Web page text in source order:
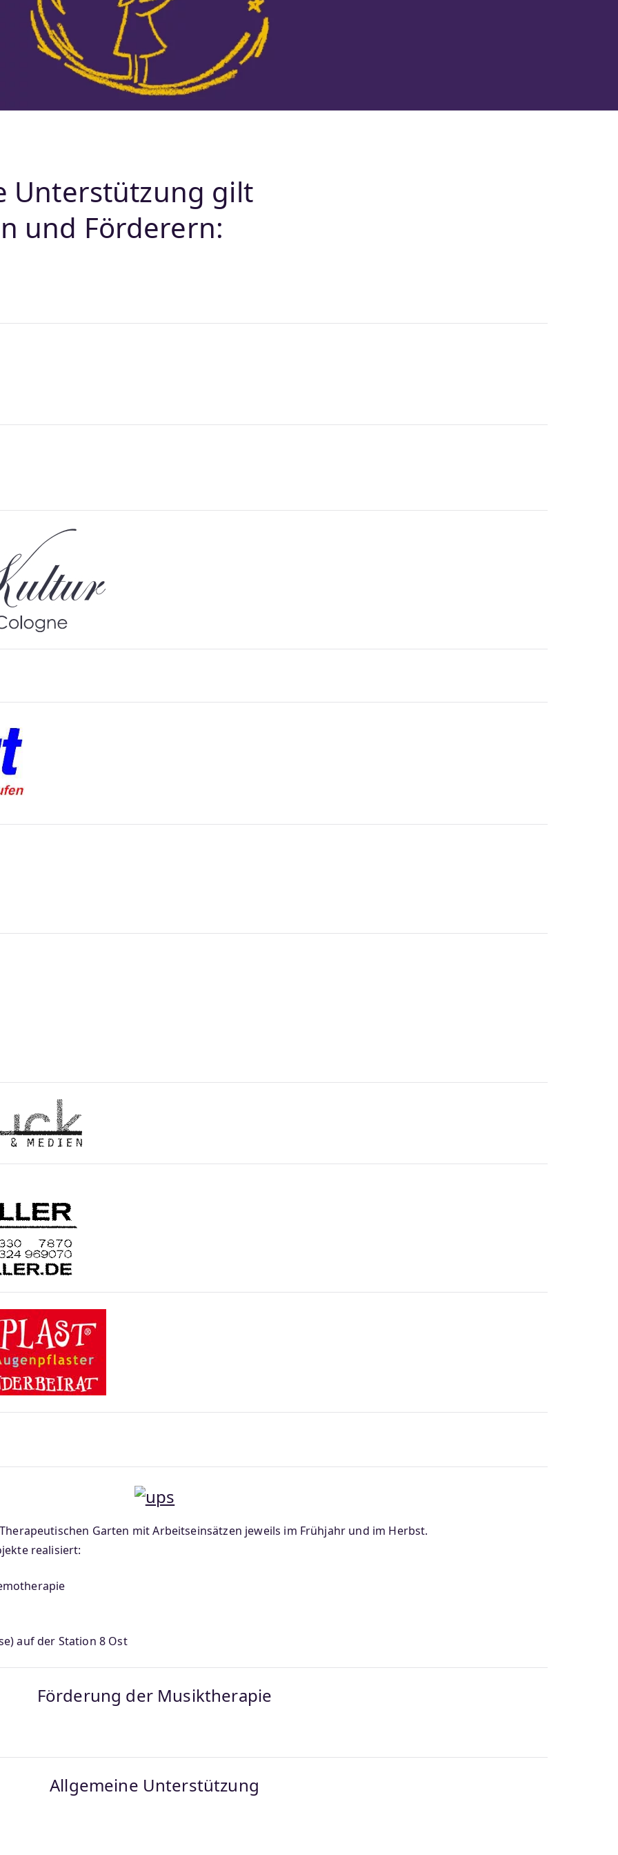
Unterstützung gilt
und Förderern:
Garten mit Arbeitseinsätzen jeweils im Frühjahr und im Herbst.
realisiert:
auf der Station 8 Ost
Förderung der Musiktherapie
Allgemeine Unterstützung